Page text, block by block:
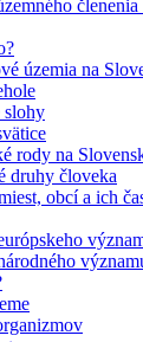
členenia
územia na
slohy
rody na
druhy človeka
obcí a ich